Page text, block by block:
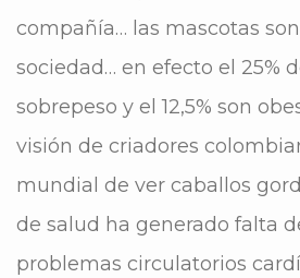
compañía… las mascotas
sociedad… en efecto el 25%
sobrepeso y el 12,5% son
visión de criadores
mundial de ver caballos
de salud ha generado falta
problemas circulatorios